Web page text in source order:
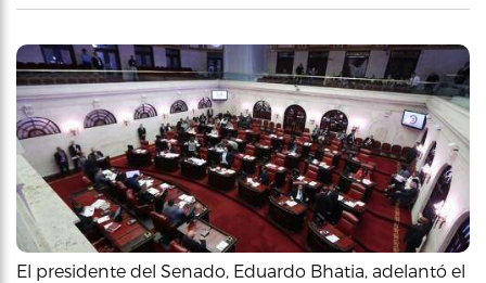
El presidente del Senado, Eduardo Bhatia, adelantó el